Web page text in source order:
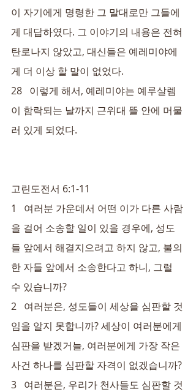
이 자기에게 명령한 그 말대로만 그들에
게 대답하였다. 그 이야기의 내용은 전혀
탄로나지 않았고, 대신들은 예레미야에
게 더 이상 할 말이 없었다.
28   이렇게 해서, 예레미야는 예루살렘
이 함락되는 날까지 근위대 뜰 안에 머물
러 있게 되었다.
고린도전서 6:1-11
1   여러분 가운데서 어떤 이가 다른 사람
을 걸어 소송할 일이 있을 경우에, 성도
들 앞에서 해결지으려고 하지 않고, 불의
한 자들 앞에서 소송한다고 하니, 그럴
수 있습니까?
2   여러분은, 성도들이 세상을 심판할 것
임을 알지 못합니까? 세상이 여러분에게
심판을 받겠거늘, 여러분에게 가장 작은
사건 하나를 심판할 자격이 없겠습니까?
3   여러분은, 우리가 천사들도 심판할 것